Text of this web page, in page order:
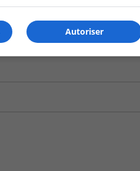
Autoriser